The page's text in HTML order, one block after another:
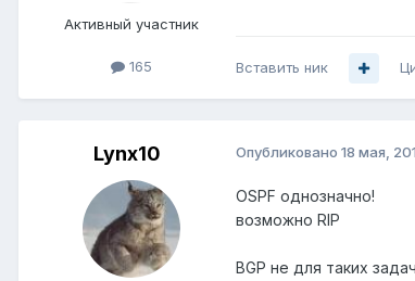
Активный участник
165 Вставить ник
Lynx10 Опубликовано 18 мая,
OSPF однозначно!
возможно RIP
BGP не для таких